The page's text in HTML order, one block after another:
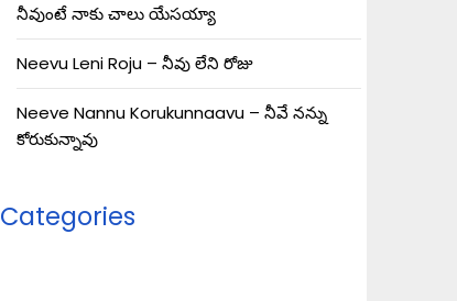
నీవుంటే నాకు చాలు యేసయ్యా
Neevu Leni Roju – నీవు లేని రోజు
Neeve Nannu Korukunnaavu – నీవే నన్ను
కోరుకున్నావు
Categories